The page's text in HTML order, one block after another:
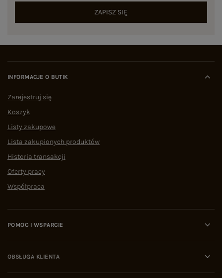
ZAPISZ SIĘ
INFORMACJE O BUTIK
Zarejestruj się
Koszyk
Listy zakupowe
Lista zakupionych produktów
Historia transakcji
Oferty pracy
Współpraca
POMOC I WSPARCIE
OBSŁUGA KLIENTA